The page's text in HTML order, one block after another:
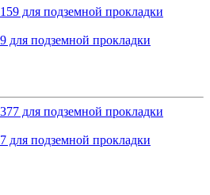
подземной прокладки
подземной прокладки